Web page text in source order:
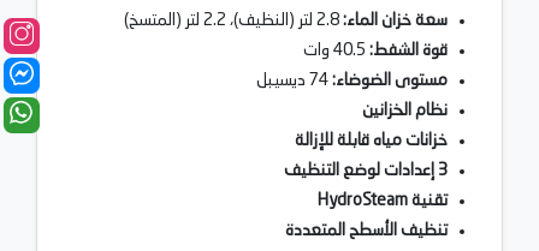
سعة خزان الماء:
قوة الشفط:
مستوى الضوضاء:
نظام الخزانين
خزانات مياه قابلة للإزالة
3 إعدادات لوضع التنظيف
تقنية HydroSteam
تنظيف الأسطح المتعددة